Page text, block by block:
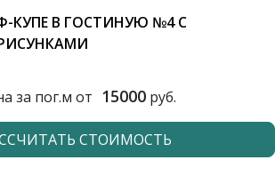
КУПЕ В ГОСТИНУЮ №4 С
за пог.м от 15000руб.
СТОИМОСТЬ